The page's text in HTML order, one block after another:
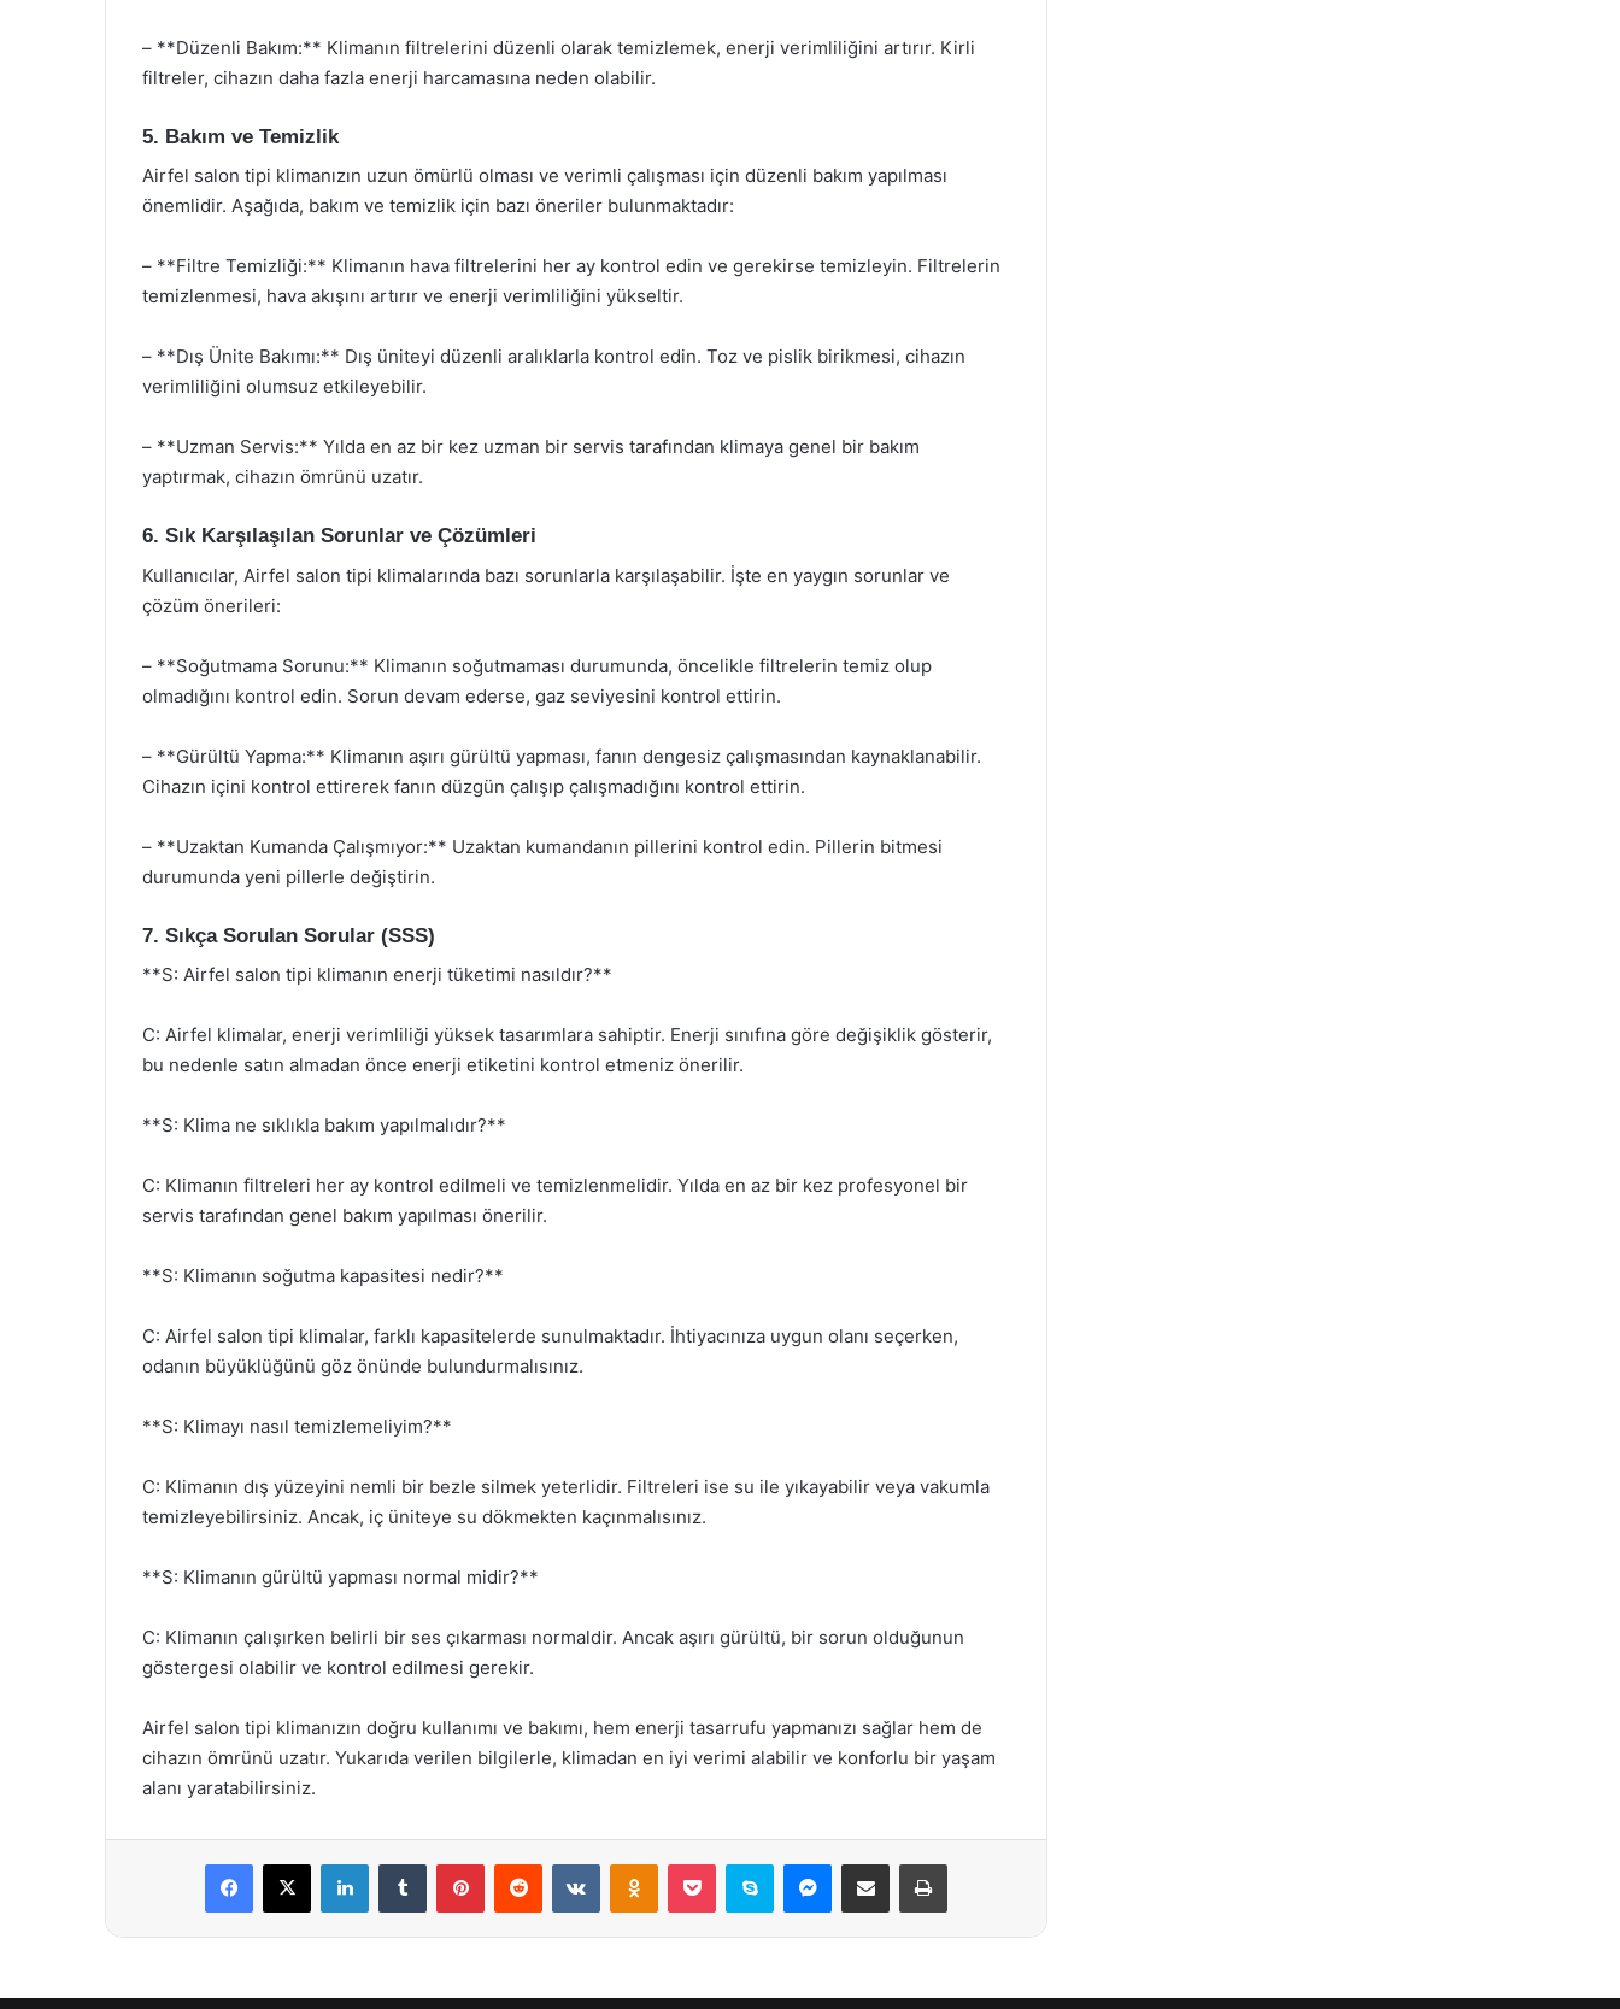
– **Düzenli Bakım:** Klimanın filtrelerini düzenli olarak temizlemek, enerji verimliliğini artırır. Kirli
filtreler, cihazın daha fazla enerji harcamasına neden olabilir.
5. Bakım ve Temizlik
Airfel salon tipi klimanızın uzun ömürlü olması ve verimli çalışması için düzenli bakım yapılması
önemlidir. Aşağıda, bakım ve temizlik için bazı öneriler bulunmaktadır:
– **Filtre Temizliği:** Klimanın hava filtrelerini her ay kontrol edin ve gerekirse temizleyin. Filtrelerin
temizlenmesi, hava akışını artırır ve enerji verimliliğini yükseltir.
– **Dış Ünite Bakımı:** Dış üniteyi düzenli aralıklarla kontrol edin. Toz ve pislik birikmesi, cihazın
verimliliğini olumsuz etkileyebilir.
– **Uzman Servis:** Yılda en az bir kez uzman bir servis tarafından klimaya genel bir bakım
yaptırmak, cihazın ömrünü uzatır.
6. Sık Karşılaşılan Sorunlar ve Çözümleri
Kullanıcılar, Airfel salon tipi klimalarında bazı sorunlarla karşılaşabilir. İşte en yaygın sorunlar ve
çözüm önerileri:
– **Soğutmama Sorunu:** Klimanın soğutmaması durumunda, öncelikle filtrelerin temiz olup
olmadığını kontrol edin. Sorun devam ederse, gaz seviyesini kontrol ettirin.
– **Gürültü Yapma:** Klimanın aşırı gürültü yapması, fanın dengesiz çalışmasından kaynaklanabilir.
Cihazın içini kontrol ettirerek fanın düzgün çalışıp çalışmadığını kontrol ettirin.
– **Uzaktan Kumanda Çalışmıyor:** Uzaktan kumandanın pillerini kontrol edin. Pillerin bitmesi
durumunda yeni pillerle değiştirin.
7. Sıkça Sorulan Sorular (SSS)
**S: Airfel salon tipi klimanın enerji tüketimi nasıldır?**
C: Airfel klimalar, enerji verimliliği yüksek tasarımlara sahiptir. Enerji sınıfına göre değişiklik gösterir,
bu nedenle satın almadan önce enerji etiketini kontrol etmeniz önerilir.
**S: Klima ne sıklıkla bakım yapılmalıdır?**
C: Klimanın filtreleri her ay kontrol edilmeli ve temizlenmelidir. Yılda en az bir kez profesyonel bir
servis tarafından genel bakım yapılması önerilir.
**S: Klimanın soğutma kapasitesi nedir?**
C: Airfel salon tipi klimalar, farklı kapasitelerde sunulmaktadır. İhtiyacınıza uygun olanı seçerken,
odanın büyüklüğünü göz önünde bulundurmalısınız.
**S: Klimayı nasıl temizlemeliyim?**
C: Klimanın dış yüzeyini nemli bir bezle silmek yeterlidir. Filtreleri ise su ile yıkayabilir veya vakumla
temizleyebilirsiniz. Ancak, iç üniteye su dökmekten kaçınmalısınız.
**S: Klimanın gürültü yapması normal midir?**
C: Klimanın çalışırken belirli bir ses çıkarması normaldir. Ancak aşırı gürültü, bir sorun olduğunun
göstergesi olabilir ve kontrol edilmesi gerekir.
Airfel salon tipi klimanızın doğru kullanımı ve bakımı, hem enerji tasarrufu yapmanızı sağlar hem de
cihazın ömrünü uzatır. Yukarıda verilen bilgilerle, klimadan en iyi verimi alabilir ve konforlu bir yaşam
alanı yaratabilirsiniz.
Facebook
X LinkedInTumblr PinterestReddit VKontakteOdnoklassniki
Pocket Skype Messenger
E-Posta ile paylaş Yazdır